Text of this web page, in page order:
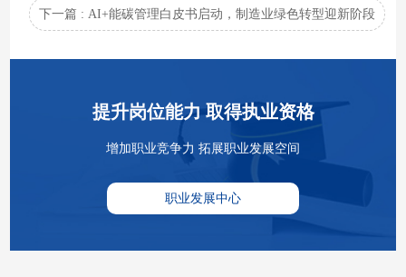
下一篇 : AI+能碳管理白皮书启动，制造业绿色转型迎新阶段
提升岗位能力 取得执业资格
增加职业竞争力 拓展职业发展空间
职业发展中心